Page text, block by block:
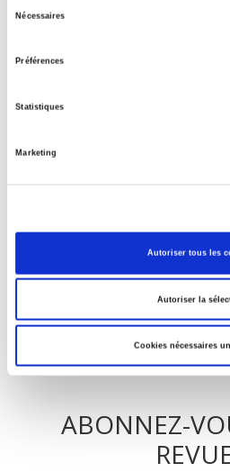
Nécessaires
Préférences
Statistiques
Marketing
Autoriser tous les
Autoriser la
Cookies nécessaires
Penser la condition animale
ABONNEZ-